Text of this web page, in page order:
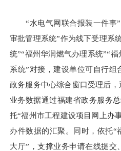
“水电气网联合报装一件事”
审批管理系统”作为线下受理系
统”“福州华润燃气办理系统”“福
系统”对接， 建设单位可自行组
政务服务中心综合窗口受理后
业务数据通过福建省政务服务
托“福州市工程建设项目网上办
办件数据的汇聚。同时，依托“
大厅” ，支撑业务申请在线提